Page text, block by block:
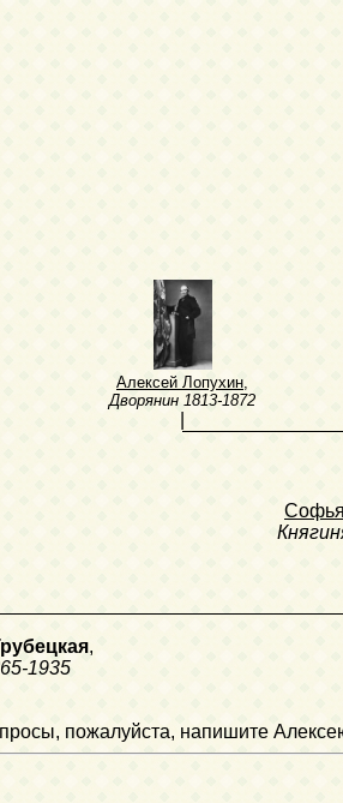
Алексей Лопухин,
Дворянин 1813-1872
,
1935
пожалуйста, напишите